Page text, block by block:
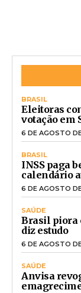
BRASIL
Eleitoras
votação em
6 DE AGOSTO
BRASIL
INSS paga
calendário
6 DE AGOSTO
SAÚDE
Brasil piora
diz estudo
6 DE AGOSTO
SAÚDE
Anvisa